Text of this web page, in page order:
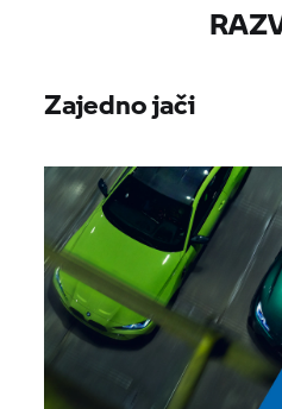
Zajedno jači